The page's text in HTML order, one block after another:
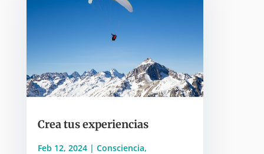
Crea tus experiencias
Feb 12, 2024| Consciencia,